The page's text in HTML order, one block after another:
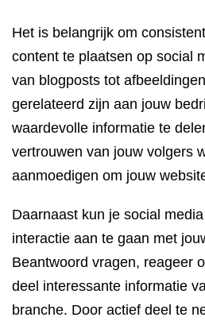
Het is belangrijk om
content te plaatsen op social
van blogposts tot
gerelateerd zijn aan jouw
waardevolle informatie te
vertrouwen van jouw volgers
aanmoedigen om jouw
Daarnaast kun je social
interactie aan te gaan met
Beantwoord vragen, reageer
deel interessante informatie
branche. Door actief deel te